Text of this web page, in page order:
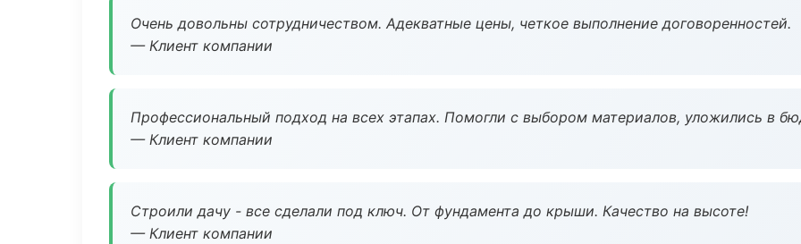
Очень довольны сотрудничеством. Адекватные цены, четкое выполнение договоренностей.
— Клиент компании
Профессиональный подход на всех этапах. Помогли с выбором материалов, уложились в
— Клиент компании
Строили дачу - все сделали под ключ. От фундамента до крыши. Качество на высоте!
— Клиент компании